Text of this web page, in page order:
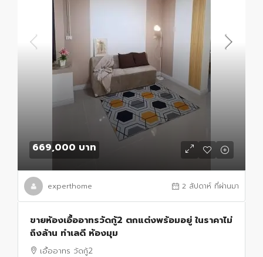
669,000 บาท
experthome 2 สัปดาห์ ที่ผ่านมา
ขายห้องเอื้ออาทรวัดกู้2 ตกแต่งพร้อมอยู่ ในราคาไม่
ถึงล้าน ทำเลดี ห้องมุม
เอื้ออาทร วัดกู้2